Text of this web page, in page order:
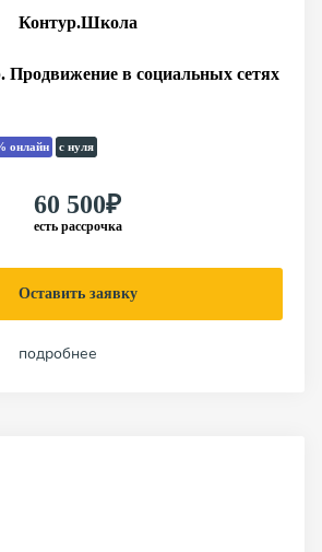
Контур.Школа
Продвижение в социальных сетях
онлайн с нуля
60 500₽
есть рассрочка
Оставить заявку
подробнее